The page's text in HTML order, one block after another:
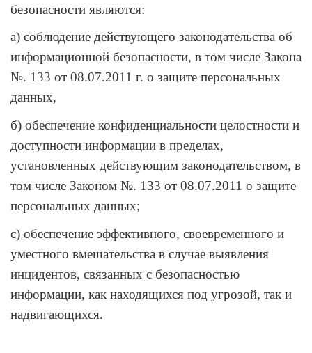
безопасности являются:
а) соблюдение действующего законодательства об
информационной безопасности, в том числе Закона
№. 133 от 08.07.2011 г. о защите персональных
данных,
б) обеспечение конфиденциальности целостности и
доступности информации в пределах,
установленных действующим законодательством, в
том числе Законом №. 133 от 08.07.2011 о защите
персональных данных;
c) обеспечение эффективного, своевременного и
уместного вмешательства в случае выявления
инцидентов, связанных с безопасностью
информации, как находящихся под угрозой, так и
надвигающихся.